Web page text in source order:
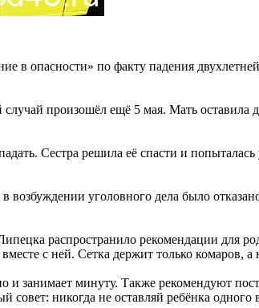
опасности» по факту падения
произошёл ещё 5 мая. Мать оставила
Сестра решила её спасти и попыталась
уголовного дела было
распространило рекомендации для
с ней. Сетка держит только комаров,
и занимает минуту. Также рекомендуют
совет: никогда не оставляй ребёнка